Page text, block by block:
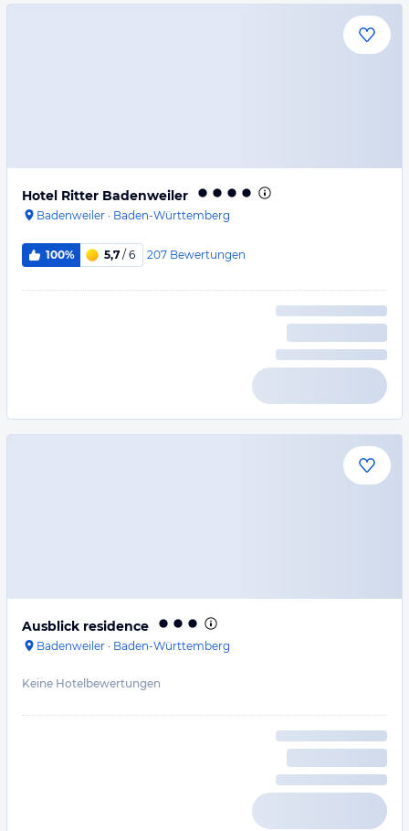
Hotel Ritter Badenweiler
Badenweiler · Baden-Württemberg
100% 5,7 / 6 207 Bewertungen
Ausblick residence
Badenweiler · Baden-Württemberg
Keine Hotelbewertungen